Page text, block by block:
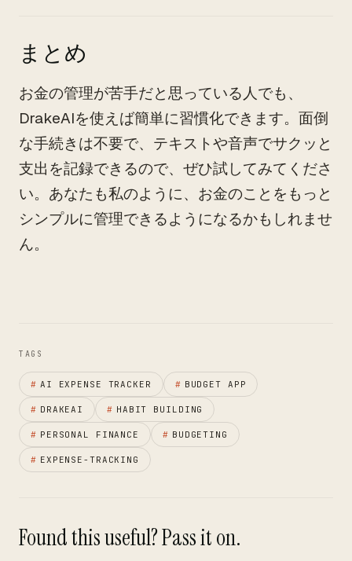
まとめ
お金の管理が苦手だと思っている人でも、
DrakeAIを使えば簡単に習慣化できます。面倒
な手続きは不要で、テキストや音声でサクッと
支出を記録できるので、ぜひ試してみてくださ
い。あなたも私のように、お金のことをもっと
シンプルに管理できるようになるかもしれませ
ん。
TAGS
# AI EXPENSE TRACKER # BUDGET APP
# DRAKEAI # HABIT BUILDING
# PERSONAL FINANCE # BUDGETING
# EXPENSE-TRACKING
Found this useful? Pass it on.